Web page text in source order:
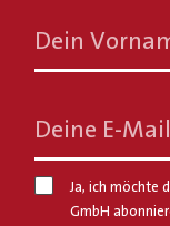
Dein
Deine E-
Ja, ich möchte
GmbH